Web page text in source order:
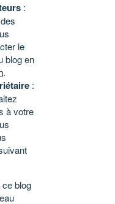
:
le
blog en
.
:
à votre
blog